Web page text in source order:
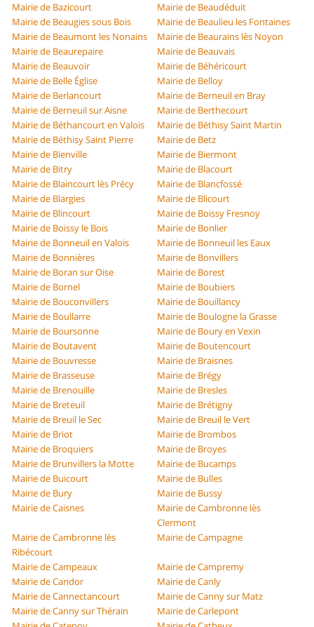
Mairie de Bazicourt
Mairie de Beaudéduit
Mairie de Beaugies sous Bois
Mairie de Beaulieu les Fontaines
Mairie de Beaumont les Nonains
Mairie de Beaurains lès Noyon
Mairie de Beaurepaire
Mairie de Beauvais
Mairie de Beauvoir
Mairie de Béhéricourt
Mairie de Belle Église
Mairie de Belloy
Mairie de Berlancourt
Mairie de Berneuil en Bray
Mairie de Berneuil sur Aisne
Mairie de Berthecourt
Mairie de Béthancourt en Valois
Mairie de Béthisy Saint Martin
Mairie de Béthisy Saint Pierre
Mairie de Betz
Mairie de Bienville
Mairie de Biermont
Mairie de Bitry
Mairie de Blacourt
Mairie de Blaincourt lès Précy
Mairie de Blancfossé
Mairie de Blargies
Mairie de Blicourt
Mairie de Blincourt
Mairie de Boissy Fresnoy
Mairie de Boissy le Bois
Mairie de Bonlier
Mairie de Bonneuil en Valois
Mairie de Bonneuil les Eaux
Mairie de Bonnières
Mairie de Bonvillers
Mairie de Boran sur Oise
Mairie de Borest
Mairie de Bornel
Mairie de Boubiers
Mairie de Bouconvillers
Mairie de Bouillancy
Mairie de Boullarre
Mairie de Boulogne la Grasse
Mairie de Boursonne
Mairie de Boury en Vexin
Mairie de Boutavent
Mairie de Boutencourt
Mairie de Bouvresse
Mairie de Braisnes
Mairie de Brasseuse
Mairie de Brégy
Mairie de Brenouille
Mairie de Bresles
Mairie de Breteuil
Mairie de Brétigny
Mairie de Breuil le Sec
Mairie de Breuil le Vert
Mairie de Briot
Mairie de Brombos
Mairie de Broquiers
Mairie de Broyes
Mairie de Brunvillers la Motte
Mairie de Bucamps
Mairie de Buicourt
Mairie de Bulles
Mairie de Bury
Mairie de Bussy
Mairie de Caisnes
Mairie de Cambronne lès
Clermont
Mairie de Cambronne lès
Ribécourt
Mairie de Campagne
Mairie de Campeaux
Mairie de Campremy
Mairie de Candor
Mairie de Canly
Mairie de Cannectancourt
Mairie de Canny sur Matz
Mairie de Canny sur Thérain
Mairie de Carlepont